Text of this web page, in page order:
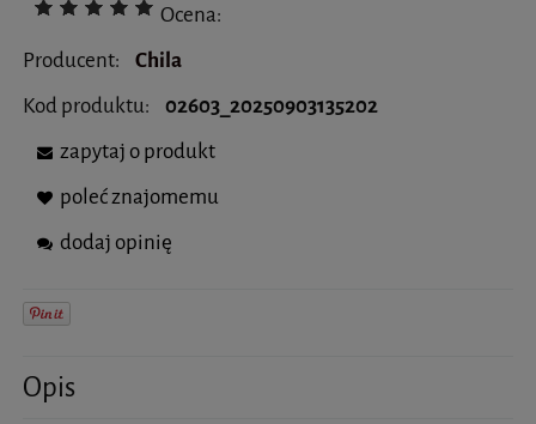
Ocena:
Producent:
Chila
Kod produktu:
02603_20250903135202
zapytaj o produkt
poleć znajomemu
dodaj opinię
Opis